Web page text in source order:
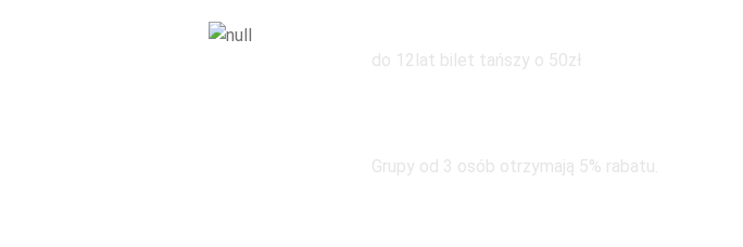
do 12lat bilet tańszy o 50zł
Grupy od 3 osób otrzymają 5% rabatu.